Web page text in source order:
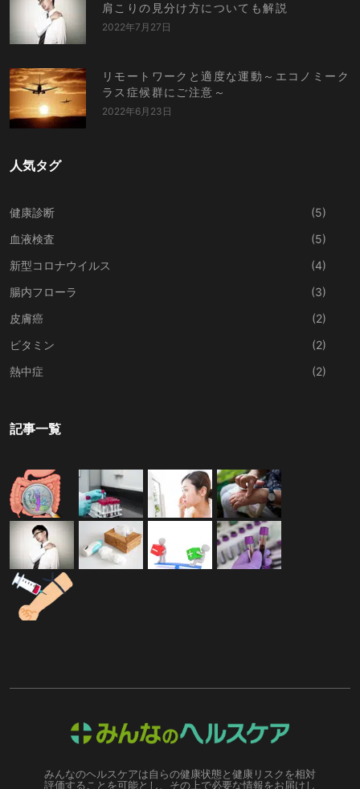
肩こりの見分け方についても解説
2022年7月27日
リモートワークと適度な運動～エコノミーク
ラス症候群にご注意～
2022年6月23日
人気タグ
健康診断
(5)
血液検査
(5)
新型コロナウイルス
(4)
腸内フローラ
(3)
皮膚癌
(2)
ビタミン
(2)
熱中症
(2)
記事一覧
みんなのヘルスケアは自らの健康状態と健康リスクを相対
評価することを可能とし、その上で必要な情報をお届けし